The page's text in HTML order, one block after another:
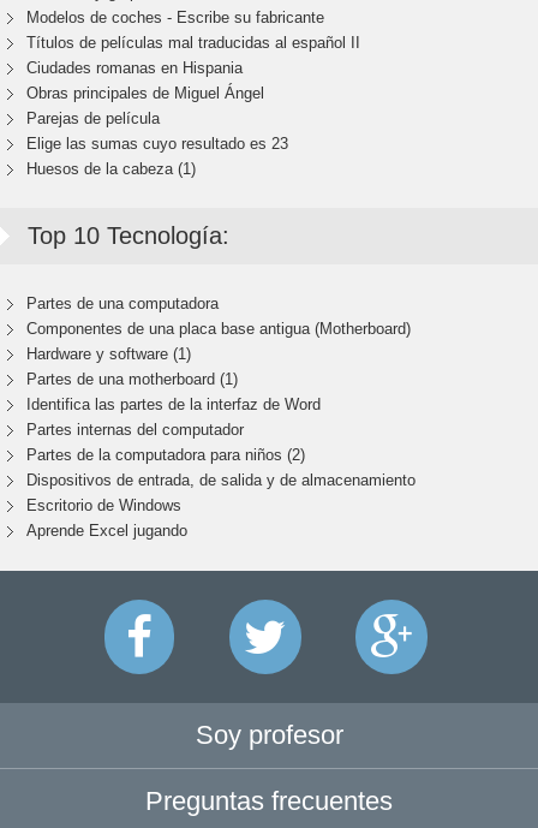
Modelos de coches - Escribe su fabricante
Títulos de películas mal traducidas al español II
Ciudades romanas en Hispania
Obras principales de Miguel Ángel
Parejas de película
Elige las sumas cuyo resultado es 23
Huesos de la cabeza (1)
Top 10 Tecnología:
Partes de una computadora
Componentes de una placa base antigua (Motherboard)
Hardware y software (1)
Partes de una motherboard (1)
Identifica las partes de la interfaz de Word
Partes internas del computador
Partes de la computadora para niños (2)
Dispositivos de entrada, de salida y de almacenamiento
Escritorio de Windows
Aprende Excel jugando
Soy profesor
Preguntas frecuentes